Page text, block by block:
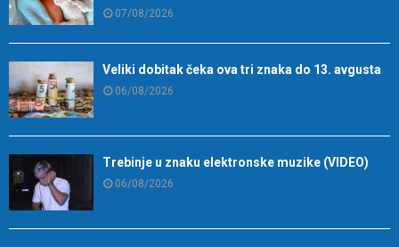
07/08/2026
Veliki dobitak čeka ova tri znaka do 13. avgusta
06/08/2026
Trebinje u znaku elektronske muzike (VIDEO)
06/08/2026